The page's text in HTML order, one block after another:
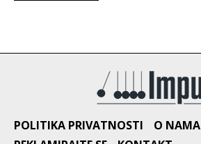
POLITIKA PRIVATNOSTI O NAMA